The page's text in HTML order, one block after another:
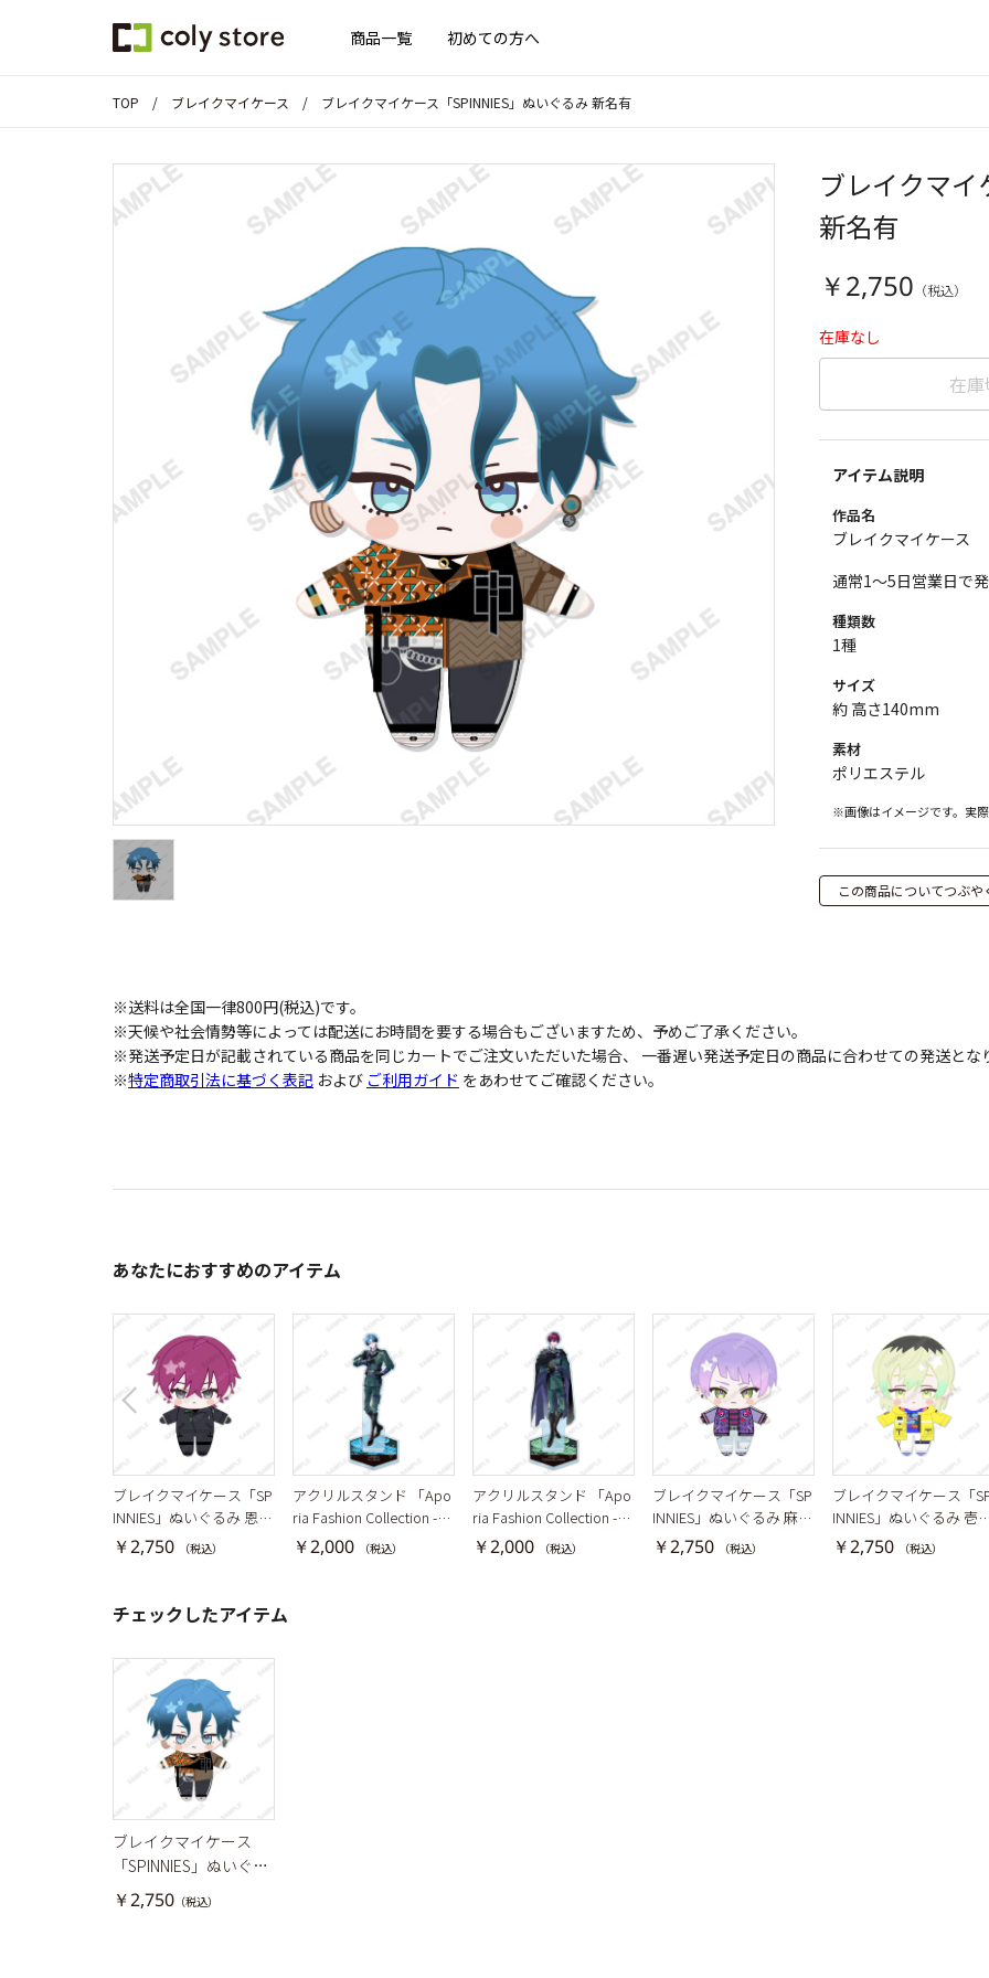
商品一覧 初めての方へ
TOP ブレイクマイケース ブレイクマイケース「SPINNIES」ぬいぐるみ 新名有
ブレイクマイ
新名有
￥2,750
在庫なし
在
アイテム説明
作品名
ブレイクマイケース
通常1～5日営業日で
種類数
1種
サイズ
約 高さ140mm
素材
ポリエステル
※画像はイメージです。実
この商品についてつぶや
※送料は全国一律800円(税込)です。
※天候や社会情勢等によっては配送にお時間を要する場合もございますため、予めご了承ください。
※発送予定日が記載されている商品を同じカートでご注文いただいた場合、 一番遅い発送予定日の商品に合わせての発送とな
※特定商取引法に基づく表記 および ご利用ガイド をあわせてご確認ください。
あなたにおすすめのアイテム
ブレイクマイケース「SP
INNIES」ぬいぐるみ 恩田
灯世
￥2,750 （税込）
アクリルスタンド 「Apo
ria Fashion Collection -G
ALAXY GLINT-」新名有
￥2,000 （税込）
アクリルスタンド 「Apo
ria Fashion Collection -G
ALAXY GLINT-」恩田灯世
￥2,000 （税込）
ブレイクマイケース「SP
INNIES」ぬいぐるみ 麻波
麗
￥2,750 （税込）
ブレイクマイケース「
INNIES」ぬいぐるみ 壱
春日
￥2,750 （税込）
チェックしたアイテム
ブレイクマイケース
「SPINNIES」ぬいぐる
み 新名有
￥2,750 （税込）